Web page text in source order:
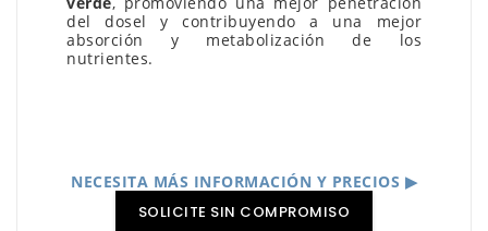
del dosel y contribuyendo a una mejor
absorción y metabolización de los
nutrientes.
NECESITA MÁS INFORMACIÓN Y PRECIOS ▶
SOLICITE SIN COMPROMISO